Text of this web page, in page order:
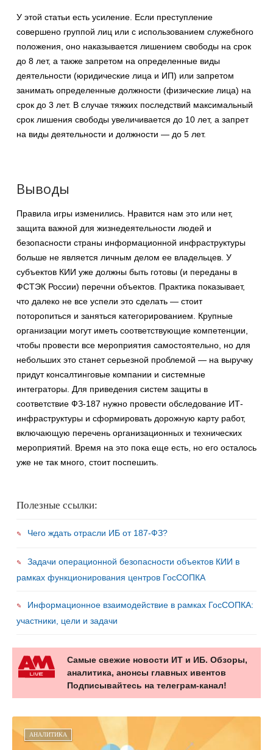
У этой статьи есть усиление. Если преступление
совершено группой лиц или с использованием служебного
положения, оно наказывается лишением свободы на срок
до 8 лет, а также запретом на определенные виды
деятельности (юридические лица и ИП) или запретом
занимать определенные должности (физические лица) на
срок до 3 лет. В случае тяжких последствий максимальный
срок лишения свободы увеличивается до 10 лет, а запрет
на виды деятельности и должности — до 5 лет.
Выводы
Правила игры изменились. Нравится нам это или нет,
защита важной для жизнедеятельности людей и
безопасности страны информационной инфраструктуры
больше не является личным делом ее владельцев. У
субъектов КИИ уже должны быть готовы (и переданы в
ФСТЭК России) перечни объектов. Практика показывает,
что далеко не все успели это сделать — стоит
поторопиться и заняться категорированием. Крупные
организации могут иметь соответствующие компетенции,
чтобы провести все мероприятия самостоятельно, но для
небольших это станет серьезной проблемой — на выручку
придут консалтинговые компании и системные
интеграторы. Для приведения систем защиты в
соответствие ФЗ-187 нужно провести обследование ИТ-
инфраструктуры и сформировать дорожную карту работ,
включающую перечень организационных и технических
мероприятий. Время на это пока еще есть, но его осталось
уже не так много, стоит поспешить.
Полезные ссылки:
Чего ждать отрасли ИБ от 187-ФЗ?
Задачи операционной безопасности объектов КИИ в
рамках функционирования центров ГосСОПКА
Информационное взаимодействие в рамках ГосСОПКА:
участники, цели и задачи
Самые свежие новости ИТ и ИБ. Обзоры,
аналитика, анонсы главных ивентов
Подписывайтесь на телеграм-канал!
АНАЛИТИКА